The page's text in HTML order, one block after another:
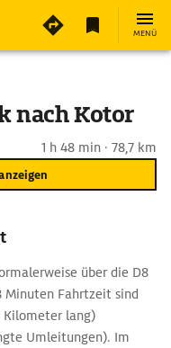
MENÜ
nach Kotor
1 h 48 min · 78,7 km
über die D8
Minuten Fahrtzeit sind
Kilometer lang)
Umleitungen). Im